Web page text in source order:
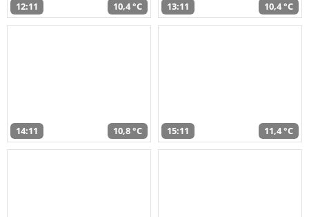
12:11 10,4 °C 13:11 10,4 °C
14:11 10,8 °C 15:11 11,4 °C